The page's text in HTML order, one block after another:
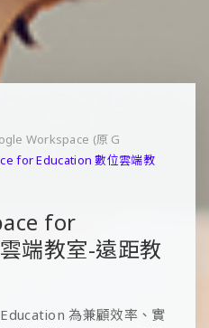
Workspace (原 G
for Education 數位雲端教
for
端教室-遠距教
為兼顧效率、實